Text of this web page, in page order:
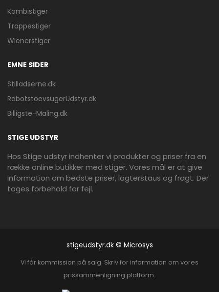
Kombistiger
Trappestiger
Wienerstiger
EMNE SIDER
Stilladserne.dk
RobotstoevsugerUdstyr.dk
Billigste-Maling.dk
STIGE UDSTYR
Hos Stige udstyr indhenter vi produkter og priser fra en
række online butikker med stiger. Vores mål er at give
information om bedste priser, lagterstaus og fragt. Der
tages forbehold for fejl.
stigeudstyr.dk © Microsys
Vi får kommission på salg. Skriv for information om vores
prissammenligning platform.